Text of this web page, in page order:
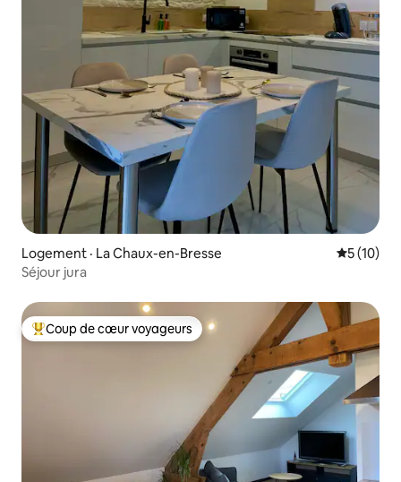
Logement · La Chaux-en-Bresse Note
5 (10)
Séjour jura
Coup de cœur voyageurs parmi les plus aimés
Coup de cœur voyageurs